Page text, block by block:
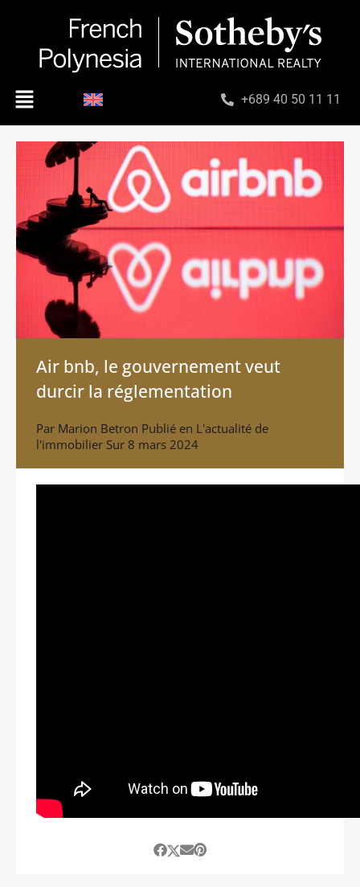
+689 40 50 11 11
Air bnb, le gouvernement veut
durcir la réglementation
Par Marion Betron Publié en L'actualité de
l'immobilier Sur 8 mars 2024